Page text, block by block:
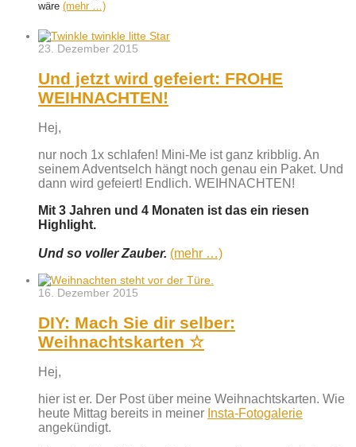
wäre (mehr …)
23. Dezember 2015
Und jetzt wird gefeiert: FROHE
WEIHNACHTEN!
Hej,
nur noch 1x schlafen! Mini-Me ist ganz kribblig. An
seinem Adventselch hängt noch genau ein Paket. Und
dann wird gefeiert! Endlich. WEIHNACHTEN!
Mit 3 Jahren und 4 Monaten ist das ein riesen
Highlight.
Und so voller Zauber. (mehr …)
16. Dezember 2015
DIY: Mach Sie dir selber:
Weihnachtskarten ☆
Hej,
hier ist er. Der Post über meine Weihnachtskarten. Wie
heute Mittag bereits in meiner Insta-Fotogalerie
angekündigt.